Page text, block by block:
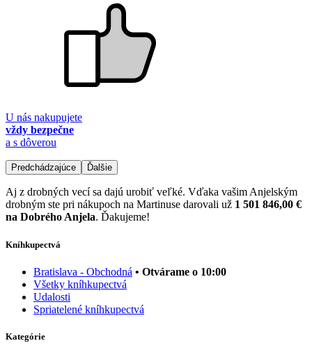
U nás nakupujete
vždy bezpečne
a s dôverou
Predchádzajúce Ďalšie
Aj z drobných vecí sa dajú urobiť veľké. Vďaka vašim Anjelským
drobným ste pri nákupoch na Martinuse darovali už 1 501 846,00 €
na Dobrého Anjela. Ďakujeme!
Kníhkupectvá
Bratislava - Obchodná • Otvárame o 10:00
Všetky kníhkupectvá
Udalosti
Spriatelené kníhkupectvá
Kategórie